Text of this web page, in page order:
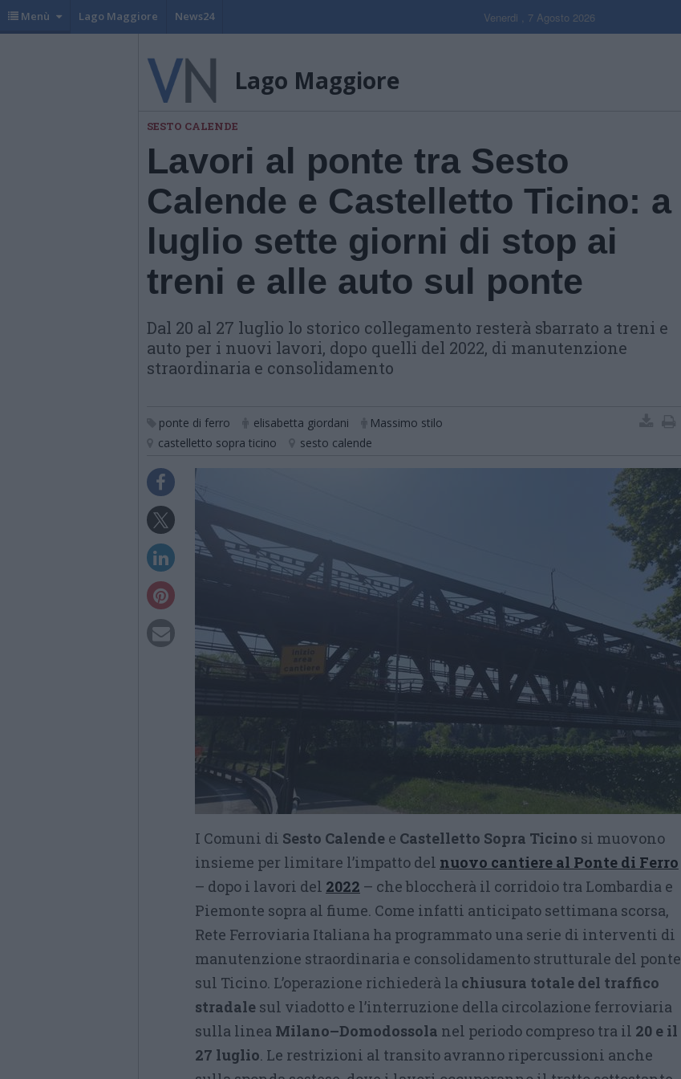
Menù Lago Maggiore News24 Venerdi , 7 Agosto 2026
Lago Maggiore
SESTO CALENDE
Lavori al ponte tra Sesto
Calende e Castelletto Ticino: a
luglio sette giorni di stop ai
treni e alle auto sul ponte
Dal 20 al 27 luglio lo storico collegamento resterà sbarrato a treni e
auto per i nuovi lavori, dopo quelli del 2022, di manutenzione
straordinaria e consolidamento
ponte di ferro elisabetta giordani
Massimo stilo
castelletto sopra ticino
sesto calende
I Comuni di Sesto Calende e Castelletto Sopra Ticino si muovono
insieme per limitare l’impatto del nuovo cantiere al Ponte di Ferro
– dopo i lavori del 2022 – che bloccherà il corridoio tra Lombardia e
Piemonte sopra al fiume. Come infatti anticipato settimana scorsa,
Rete Ferroviaria Italiana ha programmato una serie di interventi di
manutenzione straordinaria e consolidamento strutturale del ponte
sul Ticino. L’operazione richiederà la chiusura totale del traffico
stradale sul viadotto e l’interruzione della circolazione ferroviaria
sulla linea Milano–Domodossola nel periodo compreso tra il 20 e il
27 luglio. Le restrizioni al transito avranno ripercussioni anche